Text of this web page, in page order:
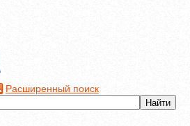
Расширенный поиск